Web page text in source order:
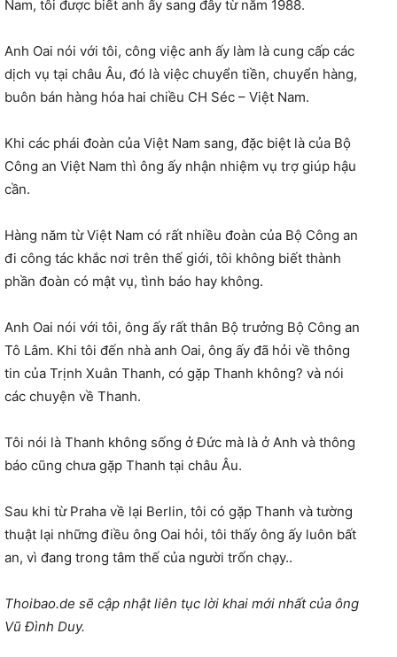
Nam, tôi được biết anh ấy sang đây từ năm 1988.
Anh Oai nói với tôi, công việc anh ấy làm là cung cấp các
dịch vụ tại châu Âu, đó là việc chuyển tiền, chuyển hàng,
buôn bán hàng hóa hai chiều CH Séc – Việt Nam.
Khi các phái đoàn của Việt Nam sang, đặc biệt là của Bộ
Công an Việt Nam thì ông ấy nhận nhiệm vụ trợ giúp hậu
cần.
Hàng năm từ Việt Nam có rất nhiều đoàn của Bộ Công an
đi công tác khắc nơi trên thế giới, tôi không biết thành
phần đoàn có mật vụ, tình báo hay không.
Anh Oai nói với tôi, ông ấy rất thân Bộ trưởng Bộ Công an
Tô Lâm. Khi tôi đến nhà anh Oai, ông ấy đã hỏi về thông
tin của Trịnh Xuân Thanh, có gặp Thanh không? và nói
các chuyện về Thanh.
Tôi nói là Thanh không sống ở Đức mà là ở Anh và thông
báo cũng chưa gặp Thanh tại châu Âu.
Sau khi từ Praha về lại Berlin, tôi có gặp Thanh và tường
thuật lại những điều ông Oai hỏi, tôi thấy ông ấy luôn bất
an, vì đang trong tâm thế của người trốn chạy..
Thoibao.de sẽ cập nhật liên tục lời khai mới nhất của ông
Vũ Đình Duy.